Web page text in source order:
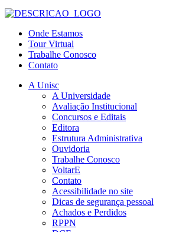
Onde Estamos
Tour Virtual
Trabalhe Conosco
Contato
A Unisc
A Universidade
Avaliação Institucional
Concursos e Editais
Editora
Estrutura Administrativa
Ouvidoria
Trabalhe Conosco
VoltarE
Contato
Acessibilidade no site
Dicas de segurança pessoal
Achados e Perdidos
RPPN